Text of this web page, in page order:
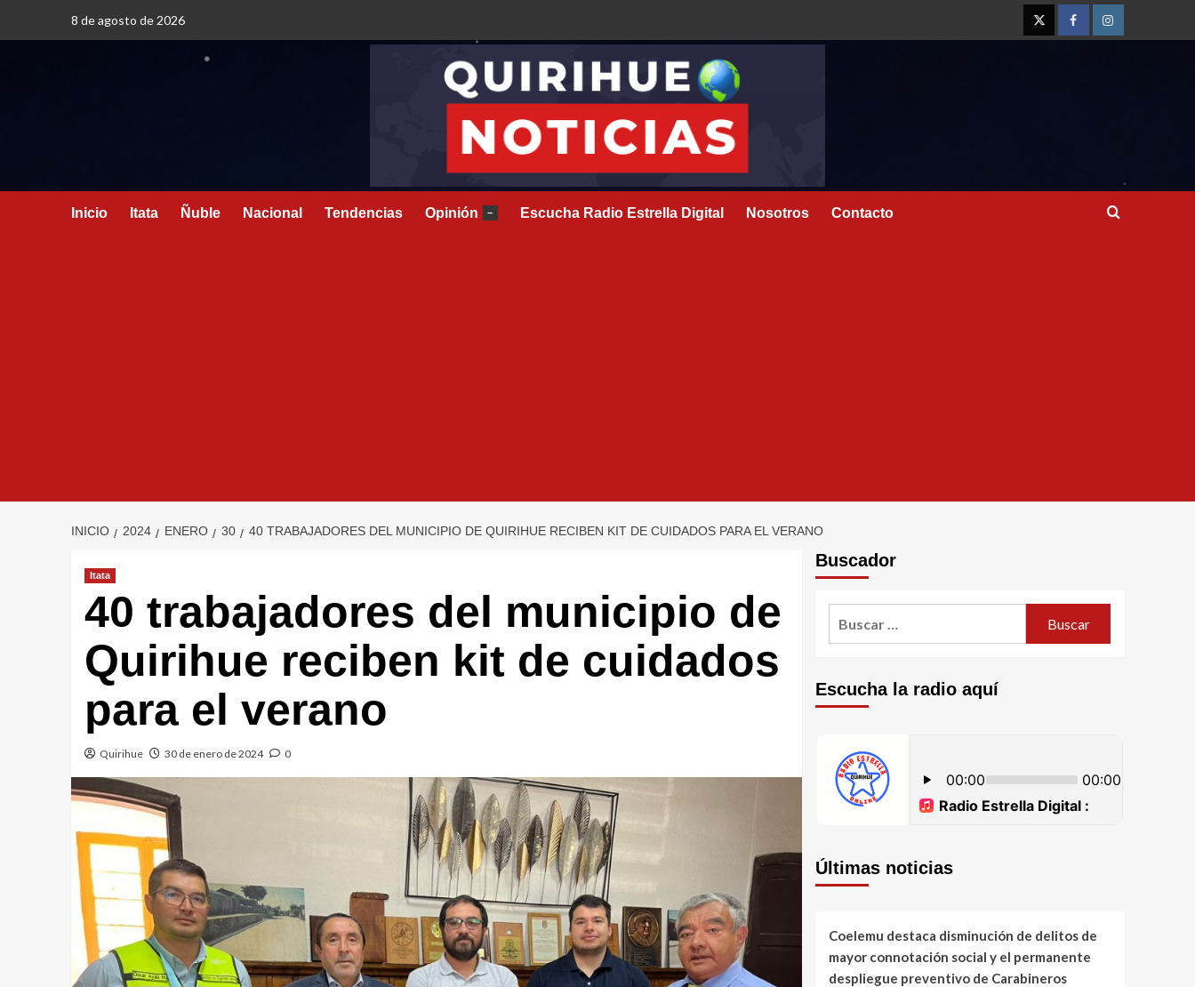
8 de agosto de 2026
Inicio Itata Ñuble Nacional Tendencias Opinión – Escucha Radio Estrella Digital Nosotros Contacto
INICIO 2024 ENERO 30 40 TRABAJADORES DEL MUNICIPIO DE QUIRIHUE RECIBEN KIT DE CUIDADOS PARA EL VERANO
Itata
40 trabajadores del municipio de
Quirihue reciben kit de cuidados
para el verano
Quirihue 30 de enero de 2024 0
Buscador
Escucha la radio aquí
Últimas noticias
Coelemu destaca disminución de delitos de
mayor connotación social y el permanente
despliegue preventivo de Carabineros